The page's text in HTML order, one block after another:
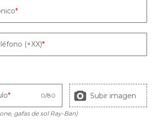
(+XX)
0/80 Subir imagen
gafas de sol Ray-Ban)